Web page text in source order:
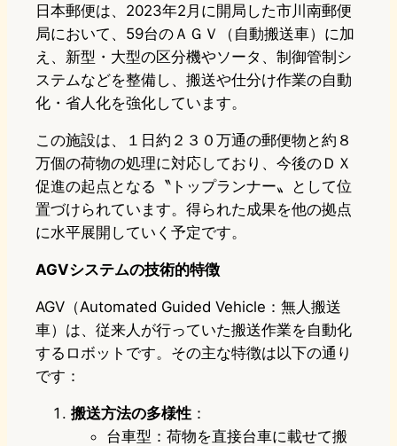
日本郵便は、2023年2月に開局した市川南郵便
局において、59台のＡＧＶ（自動搬送車）に加
え、新型・大型の区分機やソータ、制御管制シ
ステムなどを整備し、搬送や仕分け作業の自動
化・省人化を強化しています。
この施設は、１日約２３０万通の郵便物と約８
万個の荷物の処理に対応しており、今後のＤＸ
促進の起点となる〝トップランナー〟として位
置づけられています。得られた成果を他の拠点
に水平展開していく予定です。
AGVシステムの技術的特徴
AGV（Automated Guided Vehicle：無人搬送
車）は、従来人が行っていた搬送作業を自動化
するロボットです。その主な特徴は以下の通り
です：
搬送方法の多様性 ：
台車型：荷物を直接台車に載せて搬